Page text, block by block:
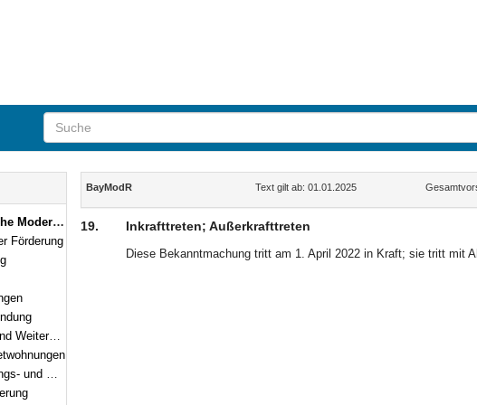
Förderung
Inhalt
BayModR Text gilt ab: 01.01.2025
19. Inkrafttreten; Außerkrafttreten
Diese Bekanntmachung tritt am 1. April 2022 in Kraft; sie tritt mit